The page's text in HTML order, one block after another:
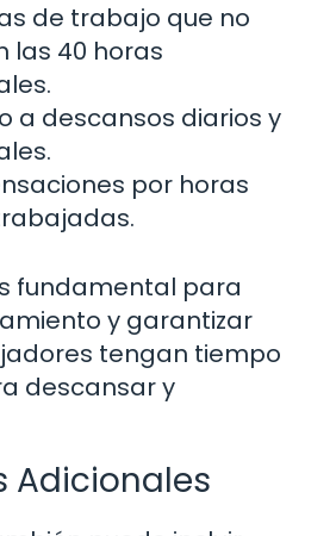
de trabajo que no
las 40 horas
a descansos diarios y
por horas
fundamental para
y garantizar
tengan tiempo
descansar y
Adicionales